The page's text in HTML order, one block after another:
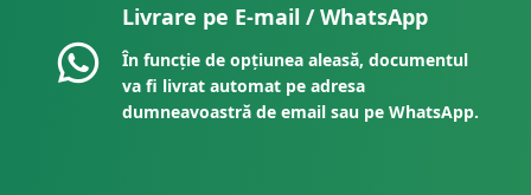
Livrare pe E-mail / WhatsApp
În funcție de opțiunea aleasă, documentul
va fi livrat automat pe adresa
dumneavoastră de email sau pe WhatsApp.